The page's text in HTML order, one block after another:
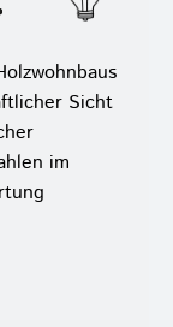
Sicht
im